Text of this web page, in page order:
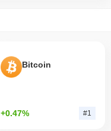
Bitcoin
+0.47% #1